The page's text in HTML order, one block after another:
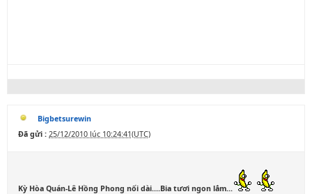
Bigbetsurewin
Đã gửi : 25/12/2010 lúc 10:24:41(UTC)
Kỳ Hòa Quán-Lê Hồng Phong nối dài....Bia tươi ngon lắm...